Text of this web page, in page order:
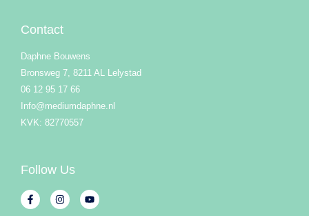
Contact
Daphne Bouwens
Bronsweg 7, 8211 AL Lelystad
06 12 95 17 66
Info@mediumdaphne.nl
KVK: 82770557
Follow Us